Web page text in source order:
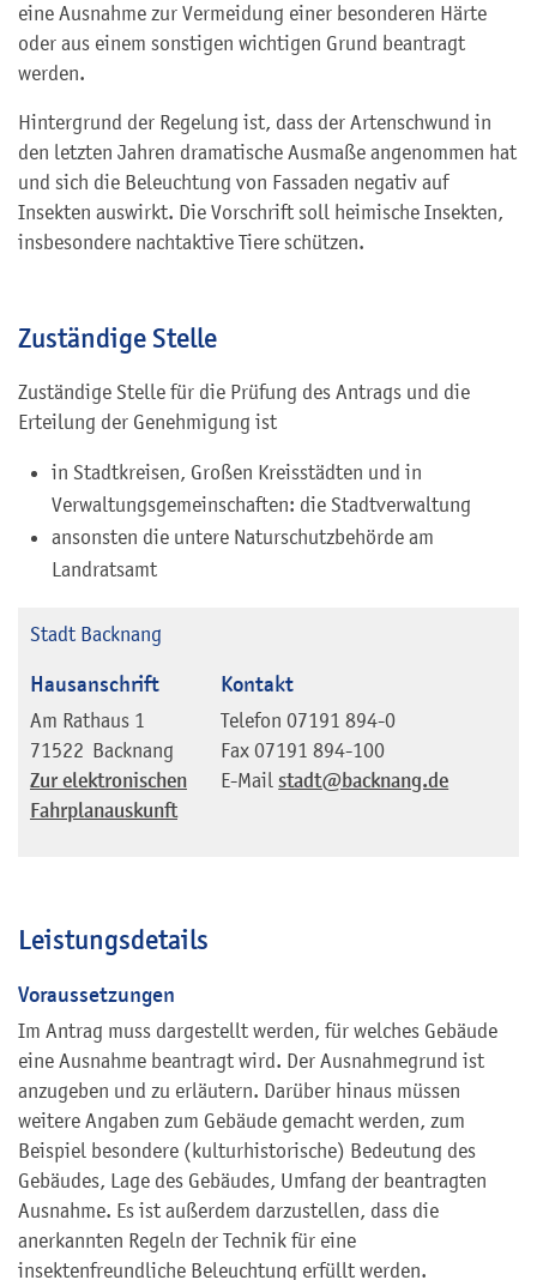
eine Ausnahme zur Vermeidung einer besonderen Härte
oder aus einem sonstigen wichtigen Grund beantragt
werden.
Hintergrund der Regelung ist, dass der Artenschwund in
den letzten Jahren dramatische Ausmaße angenommen hat
und sich die Beleuchtung von Fassaden negativ auf
Insekten auswirkt. Die Vorschrift soll heimische Insekten,
insbesondere nachtaktive Tiere schützen.
Zuständige Stelle
Zuständige Stelle für die Prüfung des Antrags und die
Erteilung der Genehmigung ist
in Stadtkreisen, Großen Kreisstädten und in
Verwaltungsgemeinschaften: die Stadtverwaltung
ansonsten die untere Naturschutzbehörde am
Landratsamt
Stadt Backnang
Hausanschrift
Am Rathaus 1
71522 Backnang
Zur elektronischen
Fahrplanauskunft
Kontakt
Telefon 07191 894-0
Fax 07191 894-100
E-Mail stadt@backnang.de
Leistungsdetails
Voraussetzungen
Im Antrag muss dargestellt werden, für welches Gebäude
eine Ausnahme beantragt wird. Der Ausnahmegrund ist
anzugeben und zu erläutern. Darüber hinaus müssen
weitere Angaben zum Gebäude gemacht werden, zum
Beispiel besondere (kulturhistorische) Bedeutung des
Gebäudes, Lage des Gebäudes, Umfang der beantragten
Ausnahme. Es ist außerdem darzustellen, dass die
anerkannten Regeln der Technik für eine
insektenfreundliche Beleuchtung erfüllt werden.